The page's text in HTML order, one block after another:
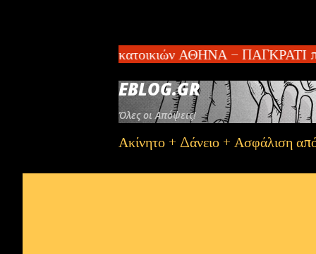
2 κατοικιών ΑΘΗΝΑ – ΠΑΓΚΡΑΤΙ
EBLOG.GR
Όλες οι Απόψεις!
Ακίνητο + Δάνειο + Ασφάλιση